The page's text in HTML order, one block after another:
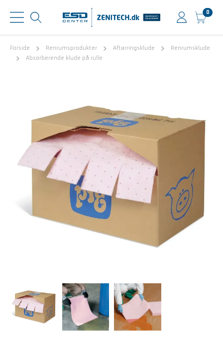
0
Forside Renrumsprodukter Aftørringsklude
Renrumsklude
Absorberende klude på rulle